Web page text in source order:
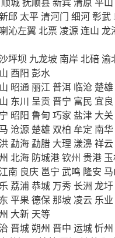
邱 太平清河门 细河彰武
沁左翼北票 凌源连山 龙
坪坝 九龙坡 南岸北碚渝
酉阳 彭水
昭通丽江 普洱 临沧 楚雄
东川 呈贡 晋宁 富民 宜良
昭阳 鲁甸 巧家 盐津 大关
沧源 楚雄 双柏 牟定 南华
勐海 勐腊 大理 漾濞祥云
北海 防城港钦州 贵港
江南 良庆 邕宁 武鸣 隆安
荔浦恭城 万秀 长洲 龙圩
平果 德保那坡 凌云 乐业
大新 天等
晋城朔州 晋中 运城忻州